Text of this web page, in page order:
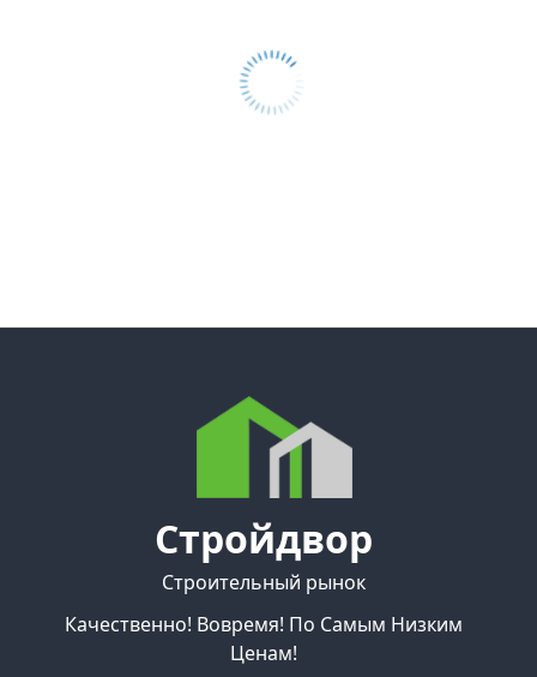
Стройдвор
Строительный рынок
Качественно! Вовремя! По Самым Низким
Ценам!